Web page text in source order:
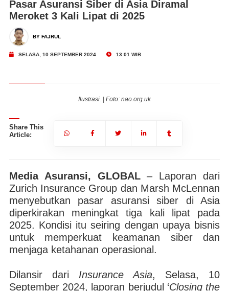
Pasar Asuransi Siber di Asia Diramal
Meroket 3 Kali Lipat di 2025
BY FAJRUL
SELASA, 10 SEPTEMBER 2024 13:01 WIB
Ilustrasi. | Foto: nao.org.uk
Share This
Article:
Media Asuransi, GLOBAL– Laporan dari
Zurich Insurance Group dan Marsh McLennan
menyebutkan pasar asuransi siber di Asia
diperkirakan meningkat tiga kali lipat pada
2025. Kondisi itu seiring dengan upaya bisnis
untuk memperkuat keamanan siber dan
menjaga ketahanan operasional.
Dilansir dari Insurance Asia, Selasa, 10
September 2024, laporan berjudul ‘Closing the